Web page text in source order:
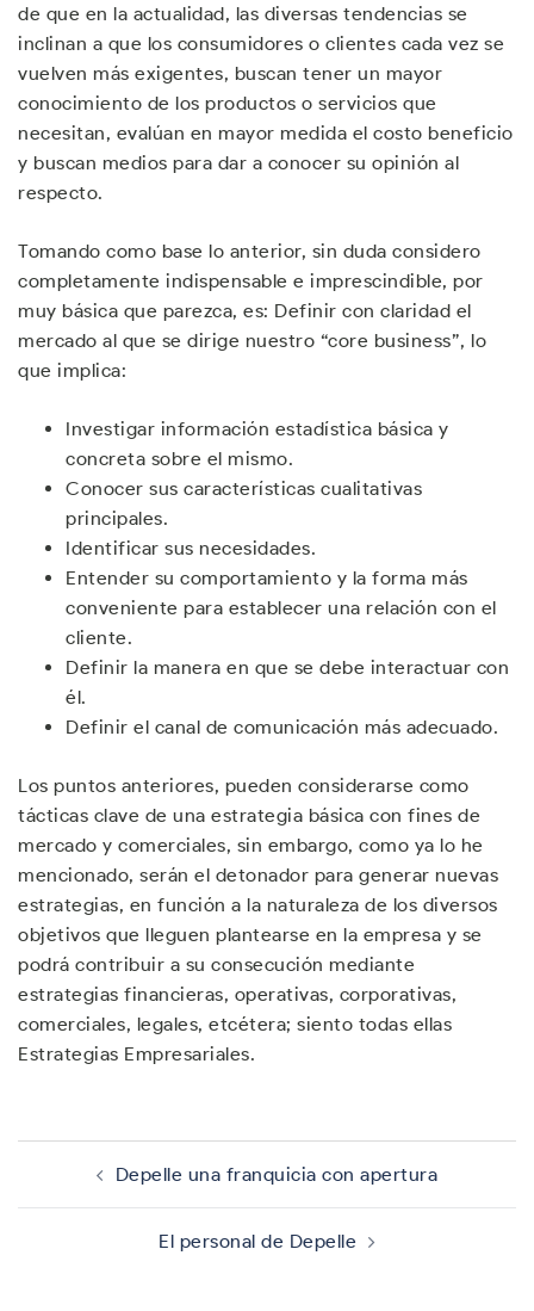
de que en la actualidad, las diversas tendencias se
inclinan a que los consumidores o clientes cada vez se
vuelven más exigentes, buscan tener un mayor
conocimiento de los productos o servicios que
necesitan, evalúan en mayor medida el costo beneficio
y buscan medios para dar a conocer su opinión al
respecto.
Tomando como base lo anterior, sin duda considero
completamente indispensable e imprescindible, por
muy básica que parezca, es: Definir con claridad el
mercado al que se dirige nuestro “core business”, lo
que implica:
Investigar información estadística básica y
concreta sobre el mismo.
Conocer sus características cualitativas
principales.
Identificar sus necesidades.
Entender su comportamiento y la forma más
conveniente para establecer una relación con el
cliente.
Definir la manera en que se debe interactuar con
él.
Definir el canal de comunicación más adecuado.
Los puntos anteriores, pueden considerarse como
tácticas clave de una estrategia básica con fines de
mercado y comerciales, sin embargo, como ya lo he
mencionado, serán el detonador para generar nuevas
estrategias, en función a la naturaleza de los diversos
objetivos que lleguen plantearse en la empresa y se
podrá contribuir a su consecución mediante
estrategias financieras, operativas, corporativas,
comerciales, legales, etcétera; siento todas ellas
Estrategias Empresariales.
Navegación
entradas
Depelle una franquicia con apertura
El personal de Depelle